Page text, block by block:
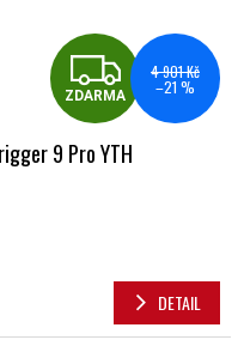
ZDARMA
4 901 Kč
–21 %
9 Pro YTH
DETAIL